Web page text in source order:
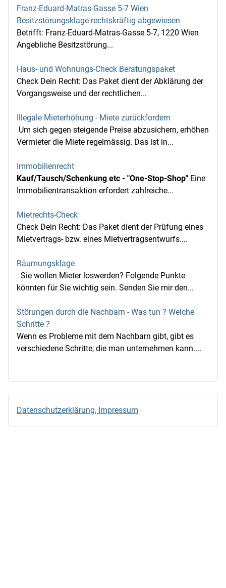
Franz-Eduard-Matras-Gasse 5-7 Wien
Besitzstörungsklage rechtskräftig abgewiesen
Betrifft: Franz-Eduard-Matras-Gasse 5-7, 1220 Wien
Angebliche Besitzstörung...
Haus- und Wohnungs-Check Beratungspaket
Check Dein Recht: Das Paket dient der Abklärung der
Vorgangsweise und der rechtlichen...
Illegale Mieterhöhung - Miete zurückfordern
Um sich gegen steigende Preise abzusichern, erhöhen
Vermieter die Miete regelmässig. Das ist in...
Immobilienrecht
Kauf/Tausch/Schenkung etc - "One-Stop-Shop" Eine
Immobilientransaktion erfordert zahlreiche...
Mietrechts-Check
Check Dein Recht: Das Paket dient der Prüfung eines
Mietvertrags- bzw. eines Mietvertragsentwurfs....
Räumungsklage
Sie wollen Mieter loswerden? Folgende Punkte
könnten für Sie wichtig sein. Senden Sie mir den...
Störungen durch die Nachbarn - Was tun ? Welche
Schritte ?
Wenn es Probleme mit dem Nachbarn gibt, gibt es
verschiedene Schritte, die man unternehmen kann....
Datenschutzerklärung, Impressum